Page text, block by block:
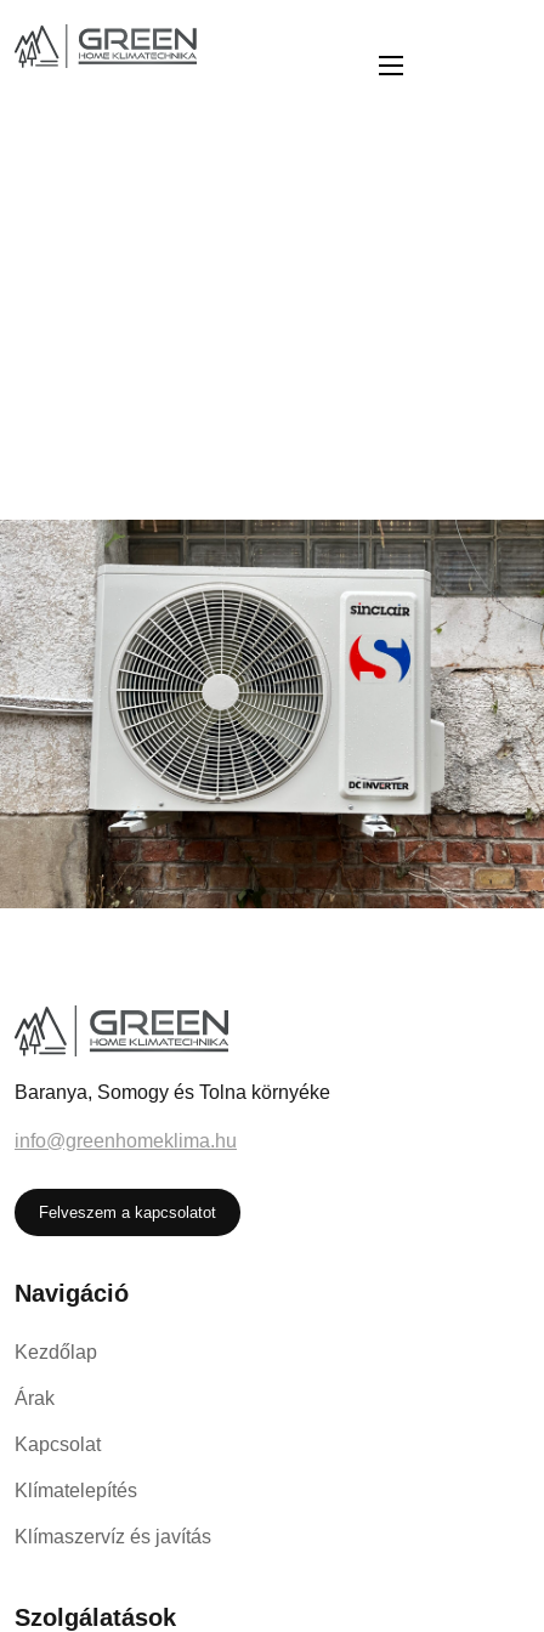
Baranya, Somogy és Tolna környéke
info@greenhomeklima.hu
Felveszem a kapcsolatot
Navigáció
Kezdőlap
Árak
Kapcsolat
Klímatelepítés
Klímaszervíz és javítás
Szolgálatások